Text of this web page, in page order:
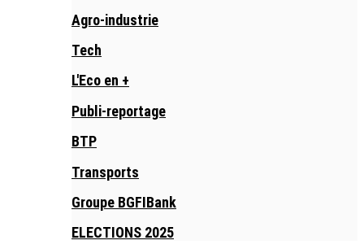
Agro-industrie
Tech
L'Eco en +
Publi-reportage
BTP
Transports
Groupe BGFIBank
ELECTIONS 2025